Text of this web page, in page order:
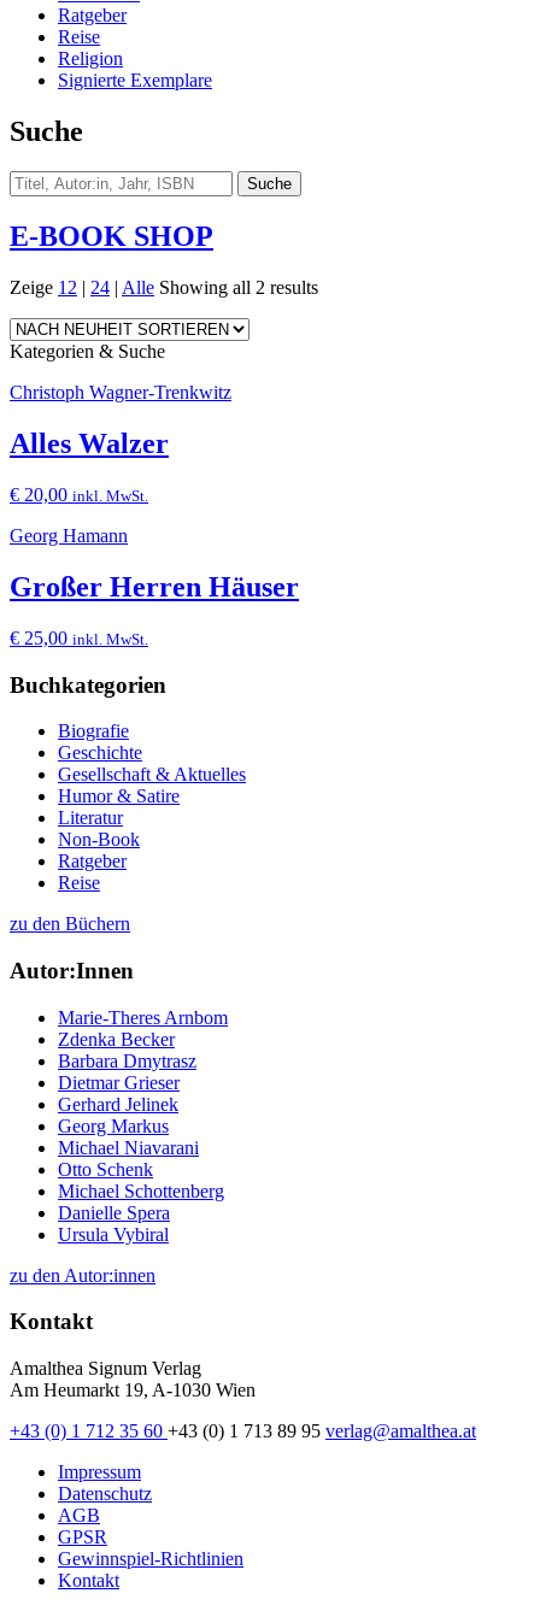
Ratgeber
Reise
Religion
Signierte Exemplare
Suche
E-BOOK SHOP
Zeige 12 | 24 | Alle Showing all 2 results
Kategorien & Suche
Christoph Wagner-Trenkwitz
Alles Walzer
€ 20,00 inkl. MwSt.
Georg Hamann
Großer Herren Häuser
€ 25,00 inkl. MwSt.
Buchkategorien
Biografie
Geschichte
Gesellschaft & Aktuelles
Humor & Satire
Literatur
Non-Book
Ratgeber
Reise
zu den Büchern
Autor:Innen
Marie-Theres Arnbom
Zdenka Becker
Barbara Dmytrasz
Dietmar Grieser
Gerhard Jelinek
Georg Markus
Michael Niavarani
Otto Schenk
Michael Schottenberg
Danielle Spera
Ursula Vybiral
zu den Autor:innen
Kontakt
Amalthea Signum Verlag
Am Heumarkt 19, A-1030 Wien
+43 (0) 1 712 35 60 +43 (0) 1 713 89 95 verlag@amalthea.at
Impressum
Datenschutz
AGB
GPSR
Gewinnspiel-Richtlinien
Kontakt